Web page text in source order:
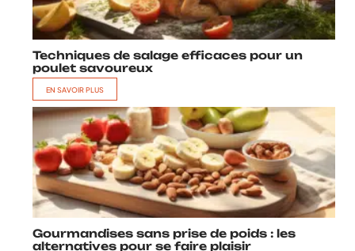
Techniques de salage efficaces pour un
poulet savoureux
EN SAVOIR PLUS
Gourmandises sans prise de poids : les
alternatives pour se faire plaisir